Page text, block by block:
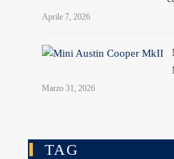
Aprile 7, 2026
Marzo 31, 2026
TAG